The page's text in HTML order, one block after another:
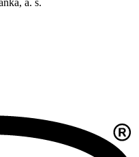
a. s.